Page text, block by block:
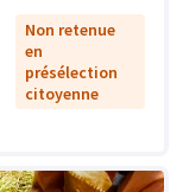
Non retenue
en
présélection
citoyenne